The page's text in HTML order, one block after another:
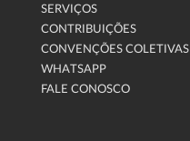
SERVIÇOS
CONTRIBUIÇÕES
CONVENÇÕES COLETIVAS
WHATSAPP
FALE CONOSCO